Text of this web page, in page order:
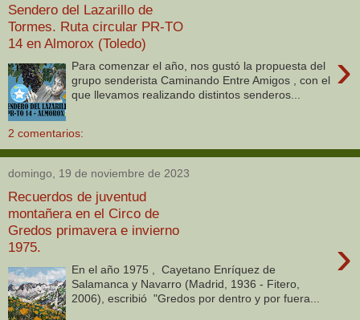
Sendero del Lazarillo de
Tormes. Ruta circular PR-TO
14 en Almorox (Toledo)
›
Para comenzar el año, nos gustó la propuesta del
grupo senderista Caminando Entre Amigos , con el
que llevamos realizando distintos senderos...
2 comentarios:
domingo, 19 de noviembre de 2023
Recuerdos de juventud
montañera en el Circo de
Gredos primavera e invierno
1975.
›
En el año 1975 , Cayetano Enríquez de
Salamanca y Navarro (Madrid, 1936 - Fitero,
2006), escribió "Gredos por dentro y por fuera...